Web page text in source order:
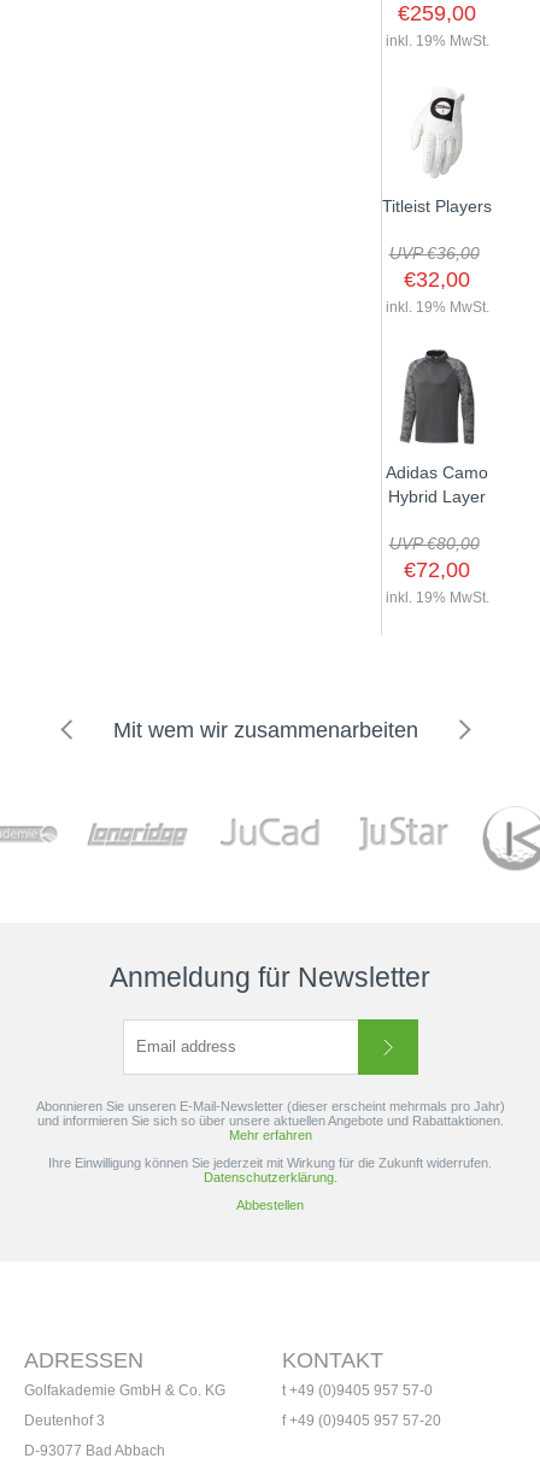
€259,00
inkl. 19% MwSt.
Titleist Players
UVP €36,00
€32,00
inkl. 19% MwSt.
Adidas Camo
Hybrid Layer
UVP €80,00
€72,00
inkl. 19% MwSt.
Mit wem wir zusammenarbeiten
Anmeldung für Newsletter
Abonnieren Sie unseren E-Mail-Newsletter (dieser erscheint mehrmals pro Jahr)
und informieren Sie sich so über unsere aktuellen Angebote und Rabattaktionen.
Mehr erfahren
Ihre Einwilligung können Sie jederzeit mit Wirkung für die Zukunft widerrufen.
Datenschutzerklärung.
Abbestellen
KONTAKT
t +49 (0)9405 957 57-0
f +49 (0)9405 957 57-20
ADRESSEN
Golfakademie GmbH & Co. KG
Deutenhof 3
D-93077 Bad Abbach